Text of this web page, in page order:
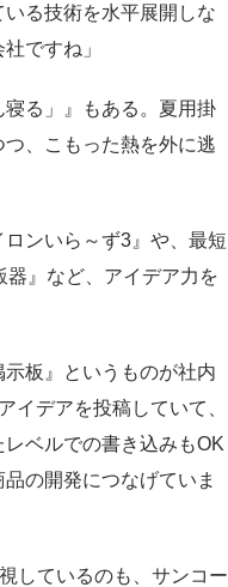
る技術を水平展開しな
ですね」
る」』もある。夏用掛
、こもった熱を外に逃
ンいら～ず3』や、最短
』など、アイデア力を
示板』というものが社内
イデアを投稿していて、
ベルでの書き込みもOK
の開発につなげていま
しているのも、サンコー